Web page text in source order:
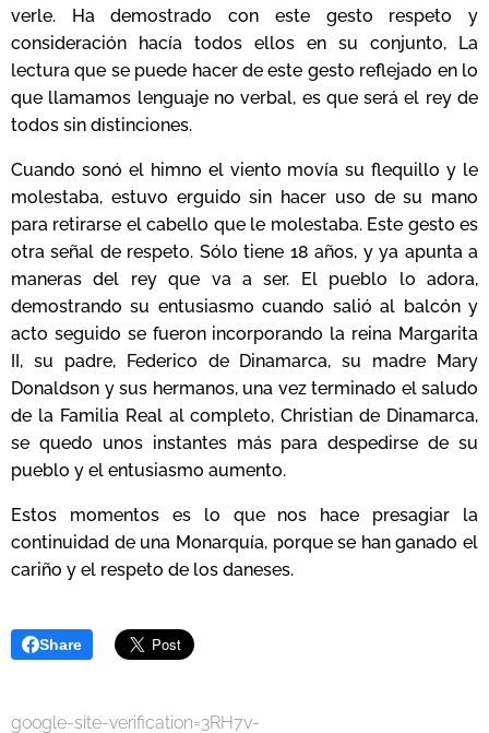
verle. Ha demostrado con este gesto respeto y
consideración hacía todos ellos en su conjunto, La
lectura que se puede hacer de este gesto reflejado en lo
que llamamos lenguaje no verbal, es que será el rey de
todos sin distinciones.
Cuando sonó el himno el viento movía su flequillo y le
molestaba, estuvo erguido sin hacer uso de su mano
para retirarse el cabello que le molestaba. Este gesto es
otra señal de respeto. Sólo tiene 18 años, y ya apunta a
maneras del rey que va a ser. El pueblo lo adora,
demostrando su entusiasmo cuando salió al balcón y
acto seguido se fueron incorporando la reina Margarita
II, su padre, Federico de Dinamarca, su madre Mary
Donaldson y sus hermanos, una vez terminado el saludo
de la Familia Real al completo, Christian de Dinamarca,
se quedo unos instantes más para despedirse de su
pueblo y el entusiasmo aumento.
Estos momentos es lo que nos hace presagiar la
continuidad de una Monarquía, porque se han ganado el
cariño y el respeto de los daneses.
Share
google-site-verification=3RH7v-